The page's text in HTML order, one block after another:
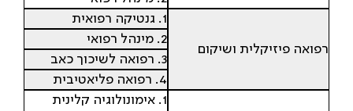
רפואה פיזיקלית ושיקום
1. גנטיקה רפואית
2. מינהל רפואי
3. רפואה לשיכוך כאב
4. רפואה פליאטיבית
1. אימונולוגיה קלינית